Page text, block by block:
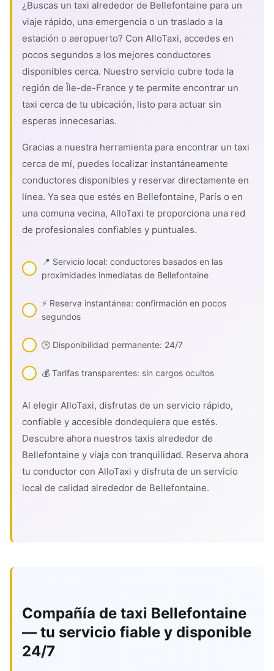
¿Buscas un taxi alrededor de Bellefontaine para un
viaje rápido, una emergencia o un traslado a la
estación o aeropuerto? Con AlloTaxi, accedes en
pocos segundos a los mejores conductores
disponibles cerca. Nuestro servicio cubre toda la
región de Île-de-France y te permite encontrar un
taxi cerca de tu ubicación, listo para actuar sin
esperas innecesarias.
Gracias a nuestra herramienta para encontrar un taxi
cerca de mí, puedes localizar instantáneamente
conductores disponibles y reservar directamente en
línea. Ya sea que estés en Bellefontaine, París o en
una comuna vecina, AlloTaxi te proporciona una red
de profesionales confiables y puntuales.
📍 Servicio local: conductores basados en las
proximidades inmediatas de Bellefontaine
⚡ Reserva instantánea: confirmación en pocos
segundos
🕒 Disponibilidad permanente: 24/7
💰 Tarifas transparentes: sin cargos ocultos
Al elegir AlloTaxi, disfrutas de un servicio rápido,
confiable y accesible dondequiera que estés.
Descubre ahora nuestros taxis alrededor de
Bellefontaine y viaja con tranquilidad. Reserva ahora
tu conductor con AlloTaxi y disfruta de un servicio
local de calidad alrededor de Bellefontaine.
Compañía de taxi Bellefontaine
— tu servicio fiable y disponible
24/7